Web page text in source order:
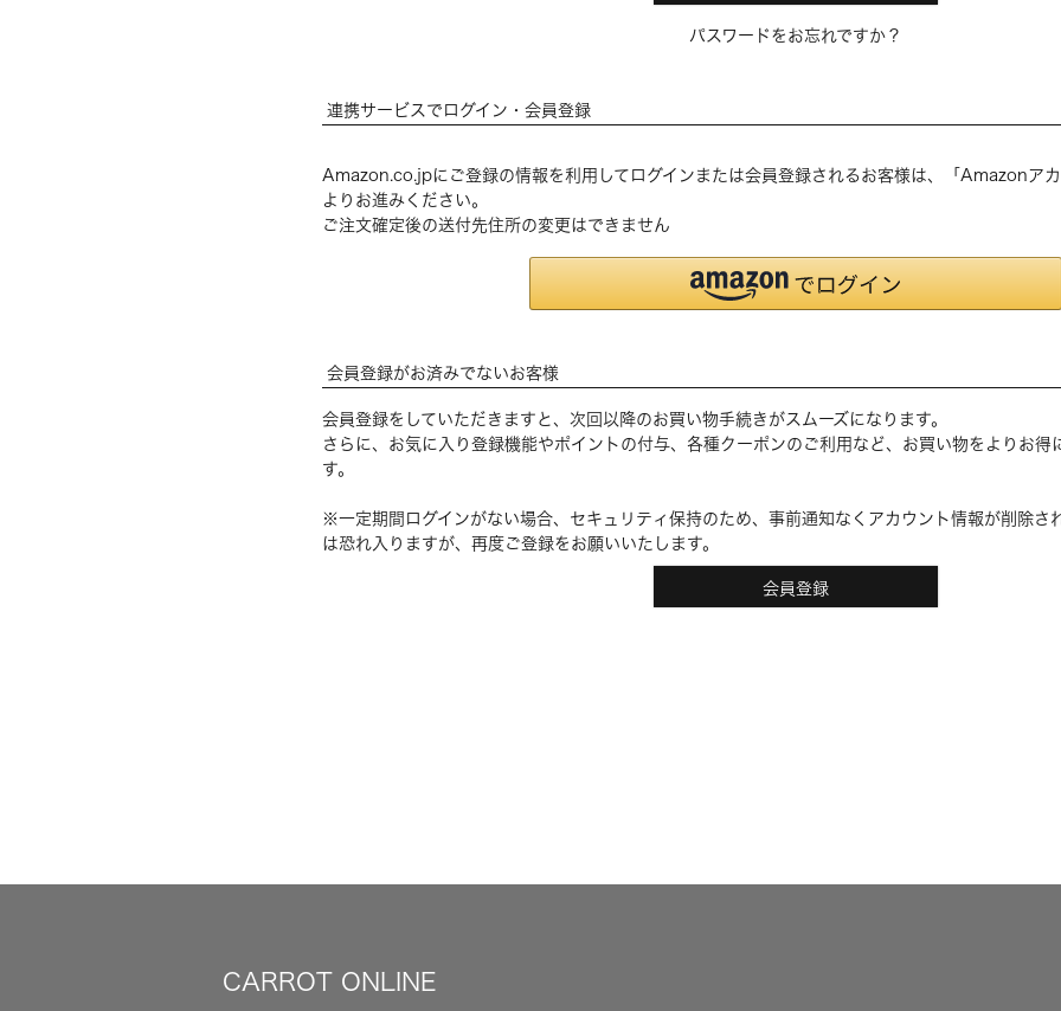
パスワードをお忘れですか？
連携サービスでログイン・会員登録
Amazon.co.jpにご登録の情報を利用してログインまたは会員登録されるお客様は、「Amazonア
よりお進みください。
ご注文確定後の送付先住所の変更はできません
会員登録がお済みでないお客様
会員登録をしていただきますと、次回以降のお買い物手続きがスムーズになります。
さらに、お気に入り登録機能やポイントの付与、各種クーポンのご利用など、お買い物をよりお得
す。
※一定期間ログインがない場合、セキュリティ保持のため、事前通知なくアカウント情報が削除さ
は恐れ入りますが、再度ご登録をお願いいたします。
会員登録
CARROT ONLINE